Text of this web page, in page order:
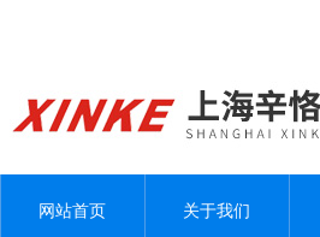
网站首页 关于我们